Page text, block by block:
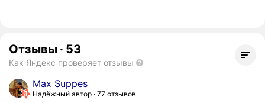
Отзывы · 53
Как Яндекс проверяет отзывы
Max Suppes
Надёжный автор 77 отзывов